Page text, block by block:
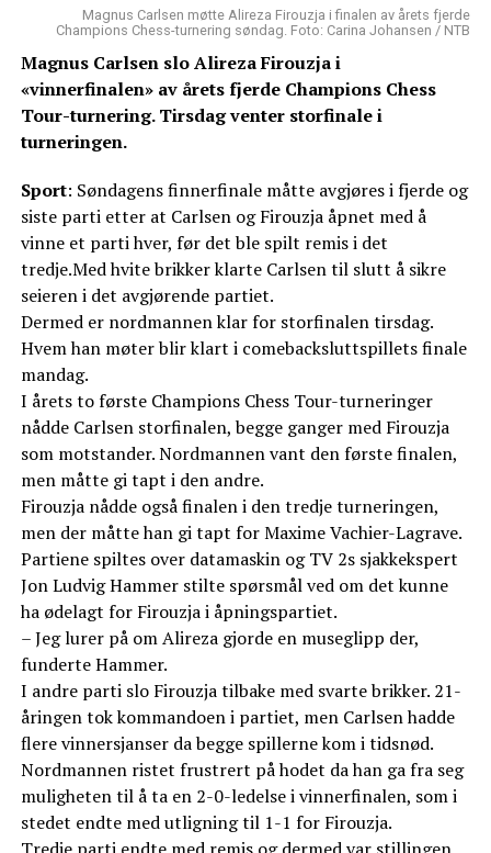
Magnus Carlsen møtte Alireza Firouzja i finalen av årets fjerde
Champions Chess-turnering søndag. Foto: Carina Johansen / NTB
Magnus Carlsen slo Alireza Firouzja i
«vinnerfinalen» av årets fjerde Champions Chess
Tour-turnering. Tirsdag venter storfinale i
turneringen.
Sport: Søndagens finnerfinale måtte avgjøres i fjerde og
siste parti etter at Carlsen og Firouzja åpnet med å
vinne et parti hver, før det ble spilt remis i det
tredje.Med hvite brikker klarte Carlsen til slutt å sikre
seieren i det avgjørende partiet.
Dermed er nordmannen klar for storfinalen tirsdag.
Hvem han møter blir klart i comebacksluttspillets finale
mandag.
I årets to første Champions Chess Tour-turneringer
nådde Carlsen storfinalen, begge ganger med Firouzja
som motstander. Nordmannen vant den første finalen,
men måtte gi tapt i den andre.
Firouzja nådde også finalen i den tredje turneringen,
men der måtte han gi tapt for Maxime Vachier-Lagrave.
Partiene spiltes over datamaskin og TV 2s sjakkekspert
Jon Ludvig Hammer stilte spørsmål ved om det kunne
ha ødelagt for Firouzja i åpningspartiet.
– Jeg lurer på om Alireza gjorde en museglipp der,
funderte Hammer.
I andre parti slo Firouzja tilbake med svarte brikker. 21-
åringen tok kommandoen i partiet, men Carlsen hadde
flere vinnersjanser da begge spillerne kom i tidsnød.
Nordmannen ristet frustrert på hodet da han ga fra seg
muligheten til å ta en 2-0-ledelse i vinnerfinalen, som i
stedet endte med utligning til 1-1 for Firouzja.